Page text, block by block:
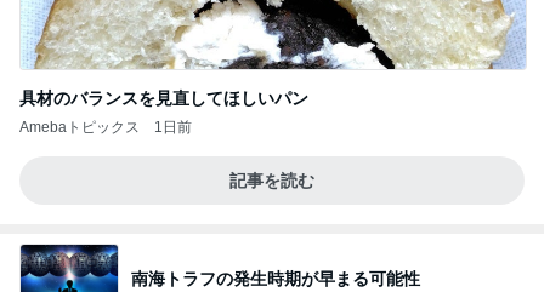
具材のバランスを見直してほしいパン
Amebaトピックス 1日前
記事を読む
南海トラフの発生時期が早まる可能性